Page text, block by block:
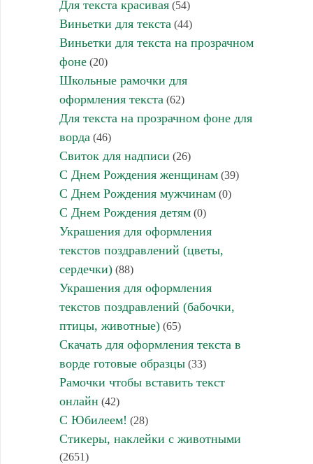
Для текста красивая(54)
Виньетки для текста (44)
Виньетки для текста на прозрачном
фоне(20)
Школьные рамочки для
оформления текста (62)
Для текста на прозрачном фоне для
ворда (46)
Свиток для надписи (26)
С Днем Рождения женщинам(39)
С Днем Рождения мужчинам(0)
С Днем Рождения детям(0)
Украшения для оформления
текстов поздравлений (цветы,
сердечки)(88)
Украшения для оформления
текстов поздравлений (бабочки,
птицы, животные)(65)
Скачать для оформления текста в
ворде готовые образцы(33)
Рамочки чтобы вставить текст
онлайн (42)
С Юбилеем! (28)
Стикеры, наклейки с животными
(2651)